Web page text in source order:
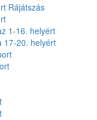
Rájátszás
1-16. helyért
17-20. helyért